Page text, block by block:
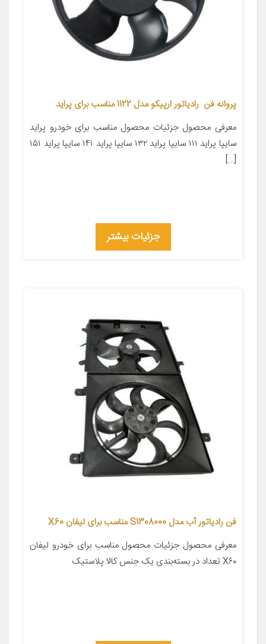
پروانه فن رادیاتور ارپیکو مدل 1122 مناسب برای پراید
معرفی محصول جزئیات محصول مناسب برای خودرو پراید
سایپا پراید ۱۱۱ سایپا پراید ۱۳۲ سایپا پراید ۱۴۱ سایپا پراید ۱۵۱
[…]
جزئیات بیشتر
فن رادیاتور آب مدل S1308000 مناسب برای لیفان X60
معرفی محصول جزئیات محصول مناسب برای خودرو لیفان
X۶۰ تعداد در بسته‌بندی یک جنس کالا پلاستیک